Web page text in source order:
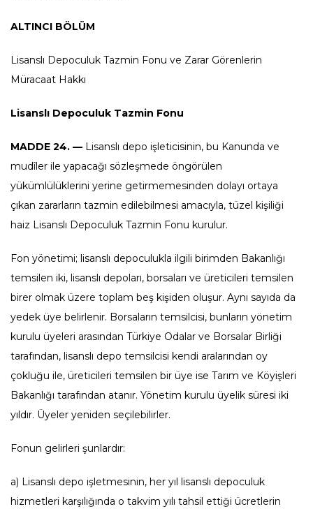
ALTINCI BÖLÜM
Lisanslı Depoculuk Tazmin Fonu ve Zarar Görenlerin
Müracaat Hakkı
Lisanslı Depoculuk Tazmin Fonu
MADDE 24. — Lisanslı depo işleticisinin, bu Kanunda ve
mudîler ile yapacağı sözleşmede öngörülen
yükümlülüklerini yerine getirmemesinden dolayı ortaya
çıkan zararların tazmin edilebilmesi amacıyla, tüzel kişiliği
haiz Lisanslı Depoculuk Tazmin Fonu kurulur.
Fon yönetimi; lisanslı depoculukla ilgili birimden Bakanlığı
temsilen iki, lisanslı depoları, borsaları ve üreticileri temsilen
birer olmak üzere toplam beş kişiden oluşur. Aynı sayıda da
yedek üye belirlenir. Borsaların temsilcisi, bunların yönetim
kurulu üyeleri arasından Türkiye Odalar ve Borsalar Birliği
tarafından, lisanslı depo temsilcisi kendi aralarından oy
çokluğu ile, üreticileri temsilen bir üye ise Tarım ve Köyişleri
Bakanlığı tarafından atanır. Yönetim kurulu üyelik süresi iki
yıldır. Üyeler yeniden seçilebilirler.
Fonun gelirleri şunlardır:
a) Lisanslı depo işletmesinin, her yıl lisanslı depoculuk
hizmetleri karşılığında o takvim yılı tahsil ettiği ücretlerin